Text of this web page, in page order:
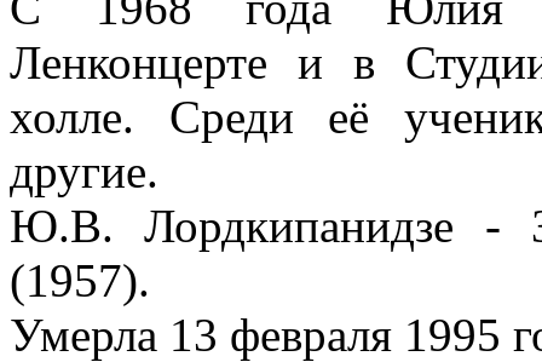
Ленконцерте и в
холле. Среди её
другие.
Ю.В. Лордкипанидзе -
(1957).
Умерла 13 февраля 1995